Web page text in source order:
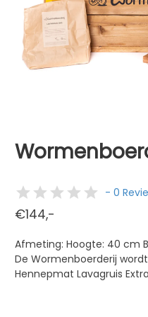
- 0
€144,-
Afmeting: Hoogte: 40 cm Breedte: 37cm Diepte: 57 cm
De Wormenboerderij
Hennepmat Lavagruis Extra benodigd heden: